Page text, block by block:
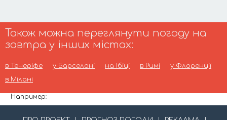
Також можна переглянути погоду на
завтра у інших містах:
в Тенеріфе у Барселоні на Ібіці в Римі
у Флоренції
в Мілані
Например: